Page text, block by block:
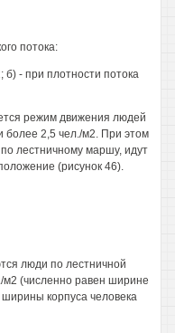
потока:
б) - при плотности потока
режим движения людей
более 2,5 чел./м2. При этом
лестничному маршу, идут
(рисунок 46).
люди по лестничной
м2 (численно равен ширине
корпуса человека